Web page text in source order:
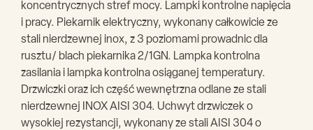
koncentrycznych stref mocy. Lampki kontrolne napięcia
i pracy. Piekarnik elektryczny, wykonany całkowicie ze
stali nierdzewnej inox, z 3 poziomami prowadnic dla
rusztu/ blach piekarnika 2/1GN. Lampka kontrolna
zasilania i lampka kontrolna osiąganej temperatury.
Drzwiczki oraz ich część wewnętrzna odlane ze stali
nierdzewnej INOX AISI 304. Uchwyt drzwiczek o
wysokiej rezystancji, wykonany ze stali AISI 304 o